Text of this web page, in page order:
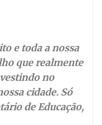
e toda a nossa
que realmente
no
cidade. Só
de Educação,